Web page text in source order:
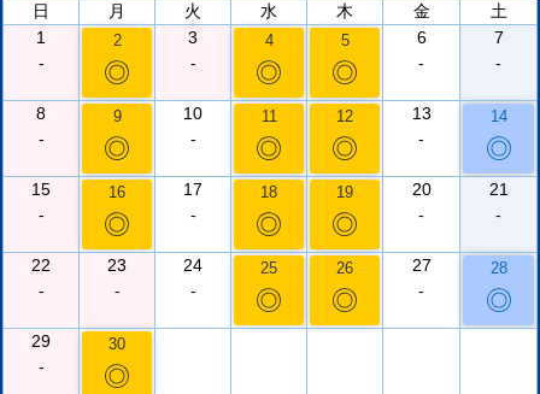
日
月 火 水 木 金
土
1
-
2
◎
3
-
4
◎
5
◎
6
-
7
-
8
-
9
◎
10
-
11
◎
12
◎
13
-
14
◎
15
-
16
◎
17
-
18
◎
19
◎
20
-
21
-
22
-
23
-
24
-
25
◎
26
◎
27
-
28
◎
29
-
30
◎